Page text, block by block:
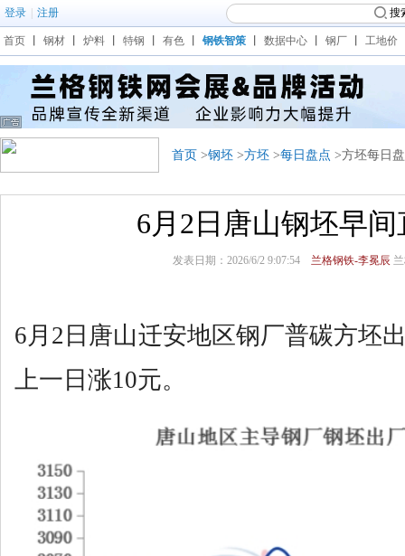
登录 注册 搜
首页 钢材 炉料 特钢 有色 钢铁智策 数据中心 钢厂 工地价
首页 >钢坯 >方坯 >每日盘点 >方坯每日
6月2日唐山钢坯早
发表日期：2026/6/2 9:07:54兰格钢铁-李冕辰
6月2日唐山迁安地区钢厂普碳方坯
上一日涨10元。